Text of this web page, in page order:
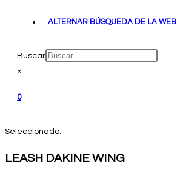
ALTERNAR BÚSQUEDA DE LA WEB
Buscar
×
0
Seleccionado:
LEASH DAKINE WING